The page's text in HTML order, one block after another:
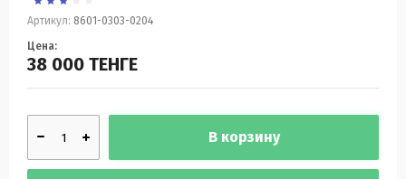
Артикул: 8601-0303-0204
Цена:
38 000 ТЕНГЕ
В корзину